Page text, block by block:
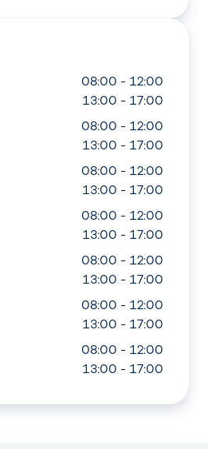
08:00 - 12:00
13:00 - 17:00
08:00 - 12:00
13:00 - 17:00
08:00 - 12:00
13:00 - 17:00
08:00 - 12:00
13:00 - 17:00
08:00 - 12:00
13:00 - 17:00
08:00 - 12:00
13:00 - 17:00
08:00 - 12:00
13:00 - 17:00